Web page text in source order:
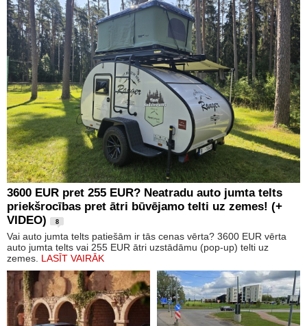
3600 EUR pret 255 EUR? Neatradu auto jumta telts
priekšrocības pret ātri būvējamo telti uz zemes! (+
VIDEO)
8
Vai auto jumta telts patiešām ir tās cenas vērta? 3600 EUR vērta
auto jumta telts vai 255 EUR ātri uzstādāmu (pop-up) telti uz
zemes. LASĪT VAIRĀK